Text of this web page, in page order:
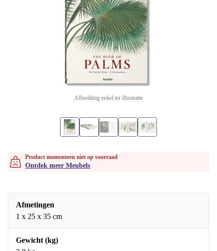
Afbeelding enkel ter illustratie
Product momenteen niet op voorraad
Ontdek meer Meubels
Afmetingen
1 x 25 x 35 cm
Gewicht (kg)